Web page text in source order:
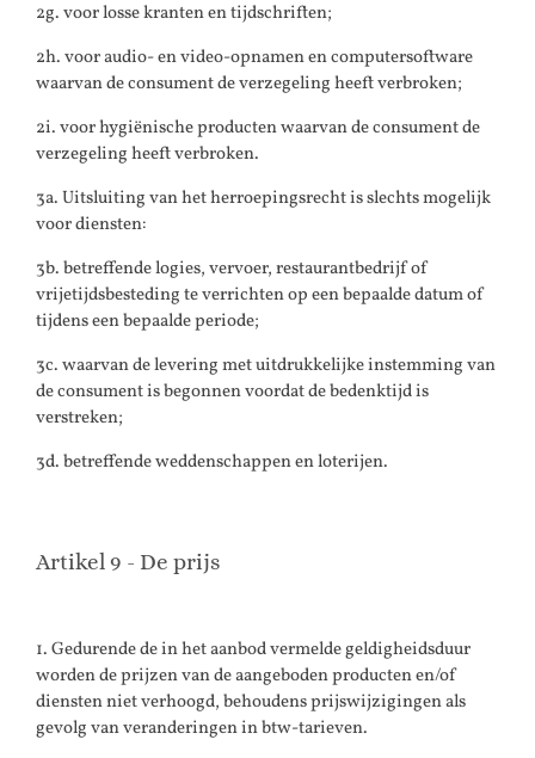
2g. voor losse kranten en tijdschriften;
2h. voor audio- en video-opnamen en computersoftware
waarvan de consument de verzegeling heeft verbroken;
2i. voor hygiënische producten waarvan de consument de
verzegeling heeft verbroken.
3a. Uitsluiting van het herroepingsrecht is slechts mogelijk
voor diensten:
3b. betreffende logies, vervoer, restaurantbedrijf of
vrijetijdsbesteding te verrichten op een bepaalde datum of
tijdens een bepaalde periode;
3c. waarvan de levering met uitdrukkelijke instemming van
de consument is begonnen voordat de bedenktijd is
verstreken;
3d. betreffende weddenschappen en loterijen.
Artikel 9 - De prijs
1. Gedurende de in het aanbod vermelde geldigheidsduur
worden de prijzen van de aangeboden producten en/of
diensten niet verhoogd, behoudens prijswijzigingen als
gevolg van veranderingen in btw-tarieven.